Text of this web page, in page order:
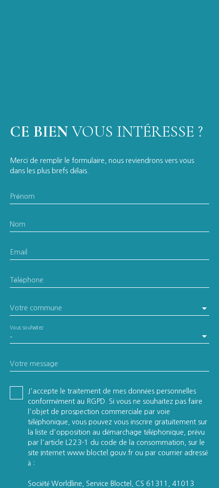
CE BIEN VOUS INTÉRESSE ?
Merci de remplir le formulaire, nous reviendrons vers vous
dans les plus brefs délais.
Prénom
Nom
Email
Téléphone
Votre commune
-
Vous souhaitez
Votre message
J'accepte le traitement de mes données personnelles
conformément au RGPD. Si vous ne souhaitez pas faire
l'objet de prospection commerciale par voie
téléphonique, vous pouvez vous inscrire gratuitement sur
la liste d'opposition au démarchage téléphonique, prévu
par l'article L223-1 du code de la consommation, sur le
site Internet www.bloctel.gouv.fr ou par courrier adressé
à :
Société Worldline, Service Bloctel, CS 61311, 41013